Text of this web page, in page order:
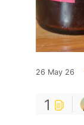
26 May 26
1